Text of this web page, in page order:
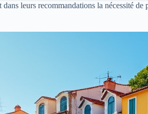
dans leurs recommandations la nécessité